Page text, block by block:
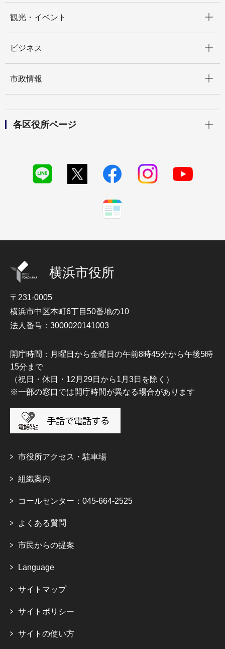
観光・イベント
ビジネス
市政情報
各区役所ページ
横浜市役所
〒231-0005
横浜市中区本町6丁目50番地の10
法人番号：3000020141003
開庁時間：月曜日から金曜日の午前8時45分から午後5時
15分まで
（祝日・休日・12月29日から1月3日を除く）
※一部の窓口では開庁時間が異なる場合があります
市役所アクセス・駐車場
組織案内
コールセンター：045-664-2525
よくある質問
市民からの提案
Language
サイトマップ
サイトポリシー
サイトの使い方